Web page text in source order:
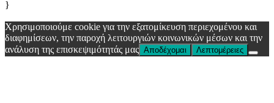
}
Χρησιμοποιούμε cookie για την εξατομίκευση περιεχομένου και
διαφημίσεων, την παροχή λειτουργιών κοινωνικών μέσων και την
ανάλυση της επισκεψιμότητάς μας Αποδέχομαι Λεπτομέρειες